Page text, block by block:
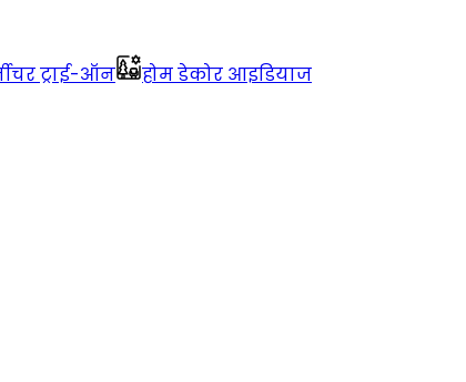
ट्राई-ऑन होम डेकोर आइडियाज